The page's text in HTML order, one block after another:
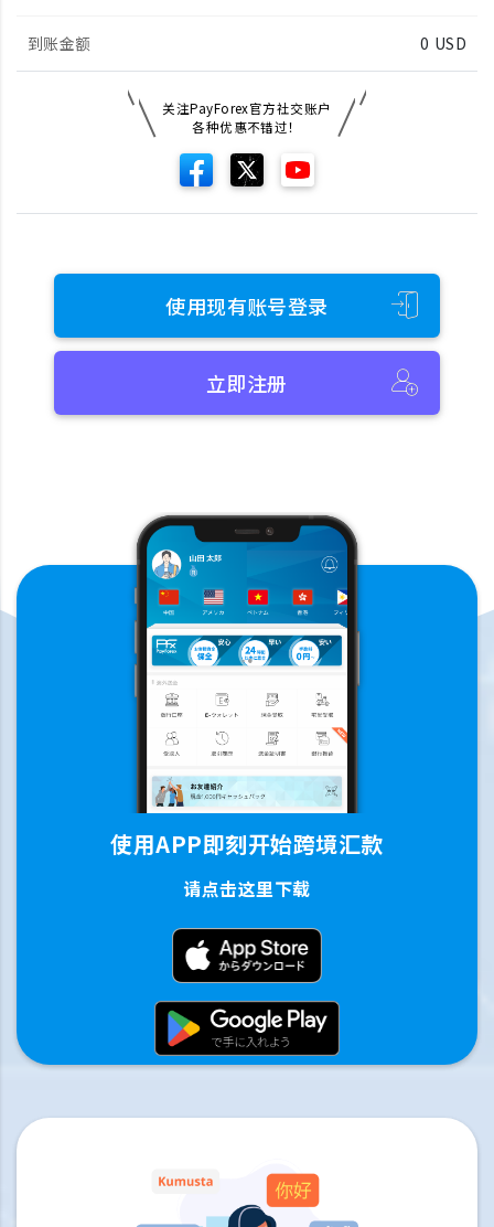
到账金额 0 USD
关注PayForex官方社交账户
各种优惠不错过！
使用现有账号登录
立即注册
使用APP即刻开始跨境汇款
请点击这里下载